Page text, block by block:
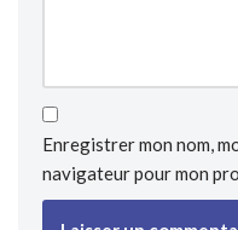
Enregistrer mon nom,
navigateur pour mon